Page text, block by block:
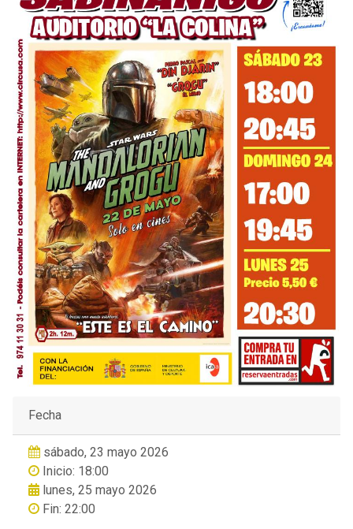
Fecha
sábado, 23 mayo 2026
Inicio: 18:00
lunes, 25 mayo 2026
Fin: 22:00